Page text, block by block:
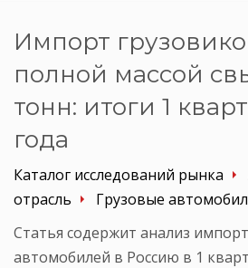
Импорт
полной массой
тонн: итоги 1
года
Каталог исследований рынка
отрасль
Грузовые
Статья содержит анализ
автомобилей в Россию в 1